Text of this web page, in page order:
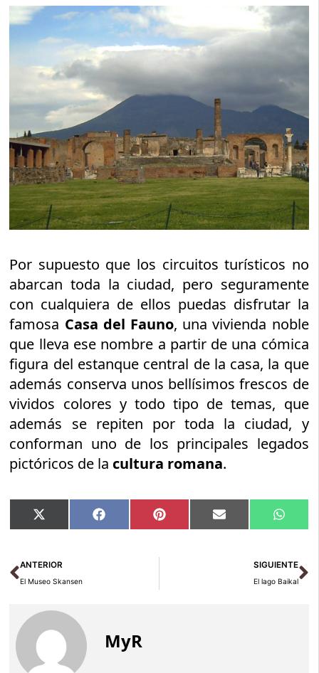
Por supuesto que los circuitos turísticos no
abarcan toda la ciudad, pero seguramente
con cualquiera de ellos puedas disfrutar la
famosa Casa del Fauno, una vivienda noble
que lleva ese nombre a partir de una cómica
figura del estanque central de la casa, la que
además conserva unos bellísimos frescos de
vividos colores y todo tipo de temas, que
además se repiten por toda la ciudad, y
conforman uno de los principales legados
pictóricos de la cultura romana.
Compartir
en
X
(Twitter)
Compartir
en
Facebook Compartir
en
Pinterest Compartir
en
Email
en
Ant
ANTERIOR
El Museo Skansen
SIGUIENTE
El lago Baikal
MyR